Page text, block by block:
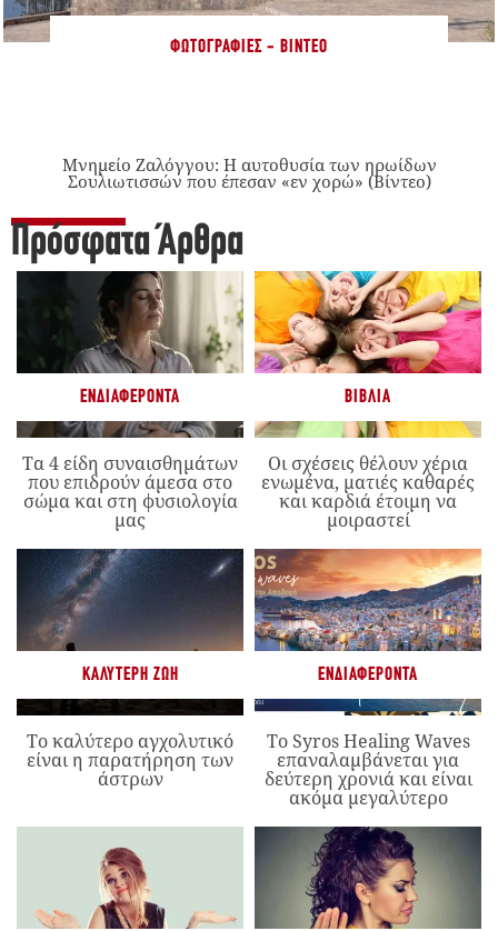
ΦΩΤΟΓΡΑΦΊΕΣ - ΒΊΝΤΕΟ
Μνημείο Ζαλόγγου: Η αυτοθυσία των ηρωίδων
Σουλιωτισσών που έπεσαν «εν χορώ» (Βίντεο)
Πρόσφατα Άρθρα
ΕΝΔΙΑΦΈΡΟΝΤΑ
Τα 4 είδη συναισθημάτων
που επιδρούν άμεσα στο
σώμα και στη φυσιολογία
μας
ΒΙΒΛΊΑ
Οι σχέσεις θέλουν χέρια
ενωμένα, ματιές καθαρές
και καρδιά έτοιμη να
μοιραστεί
ΚΑΛΎΤΕΡΗ ΖΩΉ
Το καλύτερο αγχολυτικό
είναι η παρατήρηση των
άστρων
ΕΝΔΙΑΦΈΡΟΝΤΑ
Το Syros Healing Waves
επαναλαμβάνεται για
δεύτερη χρονιά και είναι
ακόμα μεγαλύτερο